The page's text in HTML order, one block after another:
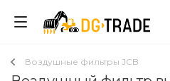
Воздушные фильтры JCB